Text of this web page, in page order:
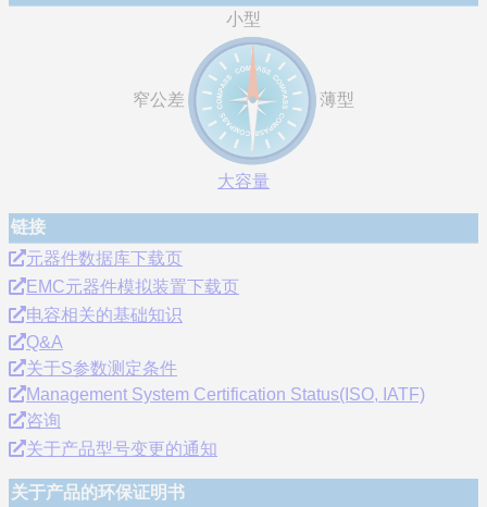
小型
窄公差 薄型
大容量
链接
元器件数据库下载页
EMC元器件模拟装置下载页
电容相关的基础知识
Q&A
关于S参数测定条件
Management System Certification Status(ISO, IATF)
咨询
关于产品型号变更的通知
关于产品的环保证明书